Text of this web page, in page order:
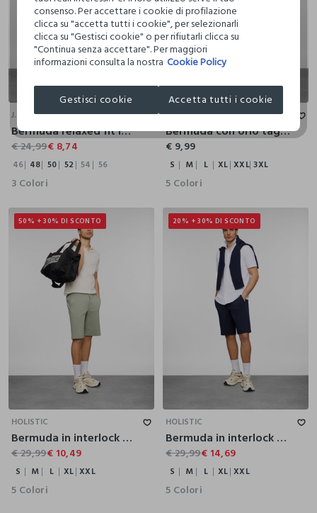
48
J. HART & BROS
Bermuda relaxed fit in puro cotone uomo
€ 24,99€ 8,74
46 48 50 52 54 56
3 Colori
HOLISTIC
Bermuda con orlo tagliato a vivo uomo
€ 9,99
S M L XL XXL 3XL
5 Colori
50% + 30% DI SCONTO
XXL
HOLISTIC
Bermuda in interlock di cotone stretch uomo
€ 29,99€ 10,49
S M L XL XXL
5 Colori
20% + 30% DI SCONTO
HOLISTIC
Bermuda in interlock di cotone stretch uomo
€ 29,99€ 14,69
S M L XL XXL
5 Colori
consenso. Per accettare i cookie di profilazione
clicca su "accetta tutti i cookie", per selezionarli
clicca su "Gestisci cookie" o per rifiutarli clicca su
"Continua senza accettare". Per maggiori
informazioni consulta la nostra Cookie Policy
Gestisci cookie Accetta tutti i cookie